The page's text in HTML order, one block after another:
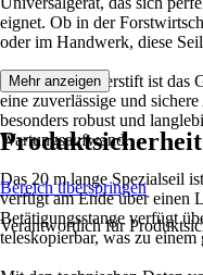
eignet. Ob in der
oder im Handwerk, diese
Mit dem Abscherstift ist das
eine zuverlässige und
besonders robust und
Wartungsaufwand.
Das 20 m lange Spezialseil
verfügt am Ende über einen
Betätigungsstange verfügt
teleskopierbar, was zu
Mehr anzeigen
Produktsicherheit
Bereich überspringen
Verantwortlich für